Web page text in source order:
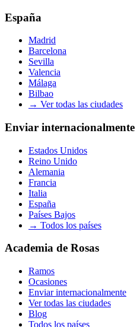
España
Madrid
Barcelona
Sevilla
Valencia
Málaga
Bilbao
→ Ver todas las ciudades
Enviar internacionalmente
Estados Unidos
Reino Unido
Alemania
Francia
Italia
España
Países Bajos
→ Todos los países
Academia de Rosas
Ramos
Ocasiones
Enviar internacionalmente
Ver todas las ciudades
Blog
Todos los países